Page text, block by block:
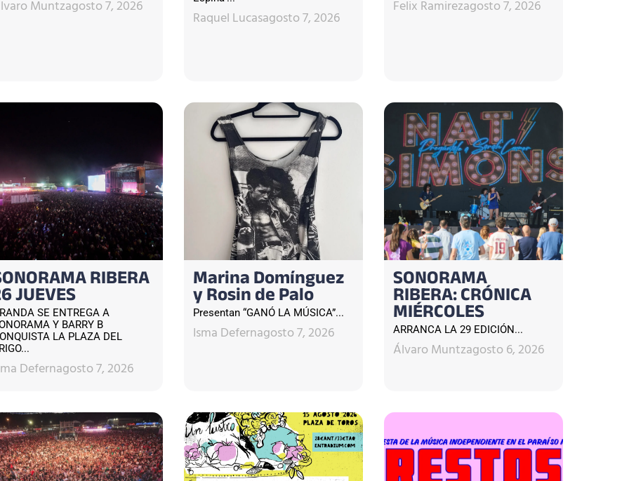
Muntzagosto 7, 2026 Raquel Lucasagosto 7, 2026 Felix Ramirezagosto 7, 2026
RIBERA
JUEVES
SE ENTREGA A
Y BARRY B
LA PLAZA DEL
Defernagosto 7, 2026
Marina Domínguez
y Rosin de Palo
Presentan “GANÓ LA MÚSICA”...
Isma Defernagosto 7, 2026
SONORAMA
RIBERA: CRÓNICA
MIÉRCOLES
ARRANCA LA 29 EDICIÓN...
Álvaro Muntzagosto 6, 2026